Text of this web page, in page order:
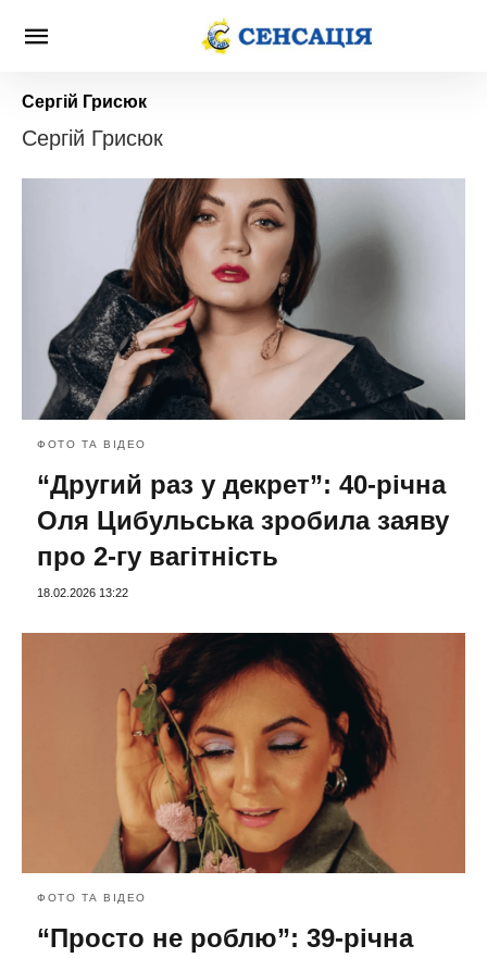
Сергій Грисюк
Сергій Грисюк
ФОТО ТА ВІДЕО
“Другий раз у декрет”: 40-річна
Оля Цибульська зробила заяву
про 2-гу вагітність
18.02.2026 13:22
ФОТО ТА ВІДЕО
“Просто не роблю”: 39-річна